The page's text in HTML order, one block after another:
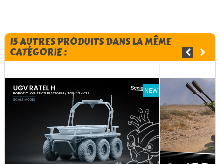
15 AUTRES PRODUITS DANS LA MÊME
CATÉGORIE :
NEW